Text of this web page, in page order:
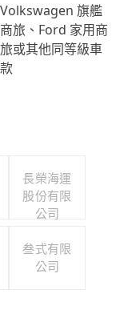
Volkswagen 旗艦
商旅、Ford 家用商
旅或其他同等級車
款
長榮海運
股份有限
公司
叁式有限
公司